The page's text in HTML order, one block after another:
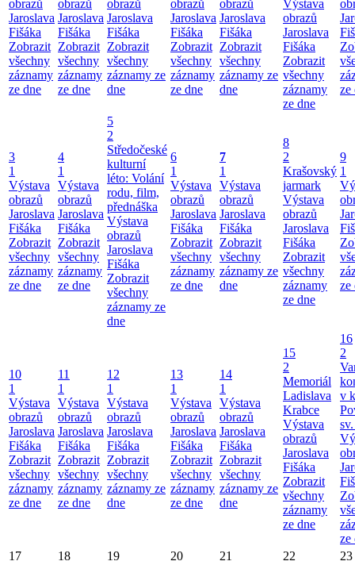
obrazů
Jaroslava
Fišáka
Zobrazit
všechny
záznamy
ze dne
obrazů
Jaroslava
Fišáka
Zobrazit
všechny
záznamy
ze dne
obrazů
Jaroslava
Fišáka
Zobrazit
všechny
záznamy ze
dne
obrazů
Jaroslava
Fišáka
Zobrazit
všechny
záznamy
ze dne
obrazů
Jaroslava
Fišáka
Zobrazit
všechny
záznamy ze
dne
Výstava
obrazů
Jaroslava
Fišáka
Zobrazit
všechny
záznamy
ze dne
ze
3
1
Výstava
obrazů
Jaroslava
Fišáka
Zobrazit
všechny
záznamy
ze dne
4
1
Výstava
obrazů
Jaroslava
Fišáka
Zobrazit
všechny
záznamy
ze dne
5
2
Středočeské
kulturní
léto: Volání
rodu, film,
přednáška
Výstava
obrazů
Jaroslava
Fišáka
Zobrazit
všechny
záznamy ze
dne
6
1
Výstava
obrazů
Jaroslava
Fišáka
Zobrazit
všechny
záznamy
ze dne
7
1
Výstava
obrazů
Jaroslava
Fišáka
Zobrazit
všechny
záznamy ze
dne
8
2
Krašovský
jarmark
Výstava
obrazů
Jaroslava
Fišáka
Zobrazit
všechny
záznamy
ze dne
9
1
ze
10
1
Výstava
obrazů
Jaroslava
Fišáka
Zobrazit
všechny
záznamy
ze dne
11
1
Výstava
obrazů
Jaroslava
Fišáka
Zobrazit
všechny
záznamy
ze dne
12
1
Výstava
obrazů
Jaroslava
Fišáka
Zobrazit
všechny
záznamy ze
dne
13
1
Výstava
obrazů
Jaroslava
Fišáka
Zobrazit
všechny
záznamy
ze dne
14
1
Výstava
obrazů
Jaroslava
Fišáka
Zobrazit
všechny
záznamy ze
dne
15
2
Memoriál
Ladislava
Krabce
Výstava
obrazů
Jaroslava
Fišáka
Zobrazit
všechny
záznamy
ze dne
16
2
v
ze
17
18 19 20 21 22 23